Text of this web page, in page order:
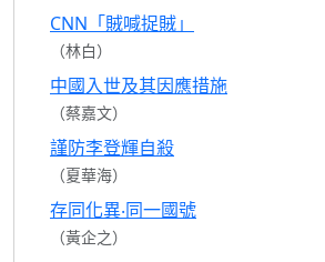
CNN「賊喊捉賊」
（林白）
中國入世及其因應措施
（蔡嘉文）
謹防李登輝自殺
（夏華海）
存同化異‧同一國號
（黃企之）